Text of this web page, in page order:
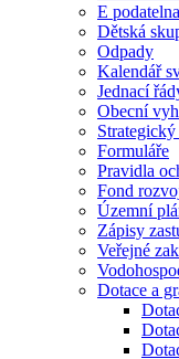
E podatelna
Dětská
Odpady
Kalendář
Jednací
Obecní
Formuláře
Pravidla
Fond
Územní
Zápisy
Veřejné
Dotace a